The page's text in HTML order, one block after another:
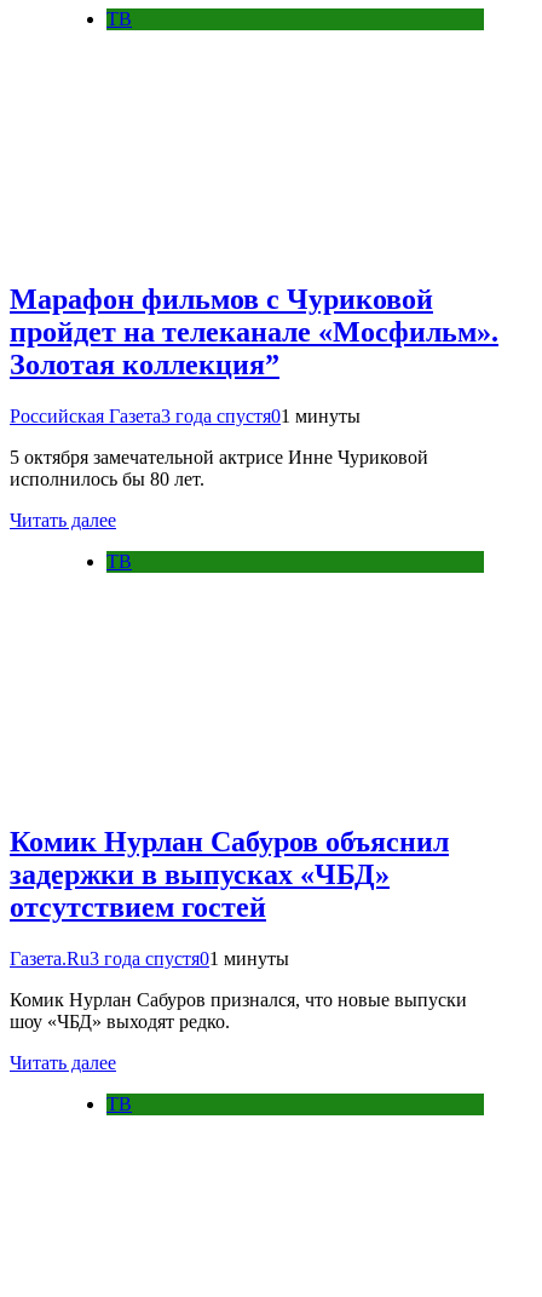
ТВ
Марафон фильмов с Чуриковой
пройдет на телеканале «Мосфильм».
Золотая коллекция”
Российская Газета3 года спустя01 минуты
5 октября замечательной актрисе Инне Чуриковой
исполнилось бы 80 лет.
Читать далее
ТВ
Комик Нурлан Сабуров объяснил
задержки в выпусках «ЧБД»
отсутствием гостей
Газета.Ru3 года спустя01 минуты
Комик Нурлан Сабуров признался, что новые выпуски
шоу «ЧБД» выходят редко.
Читать далее
ТВ